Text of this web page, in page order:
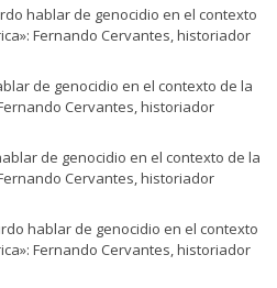
hablar de genocidio en el contexto
Fernando Cervantes, historiador
de genocidio en el contexto de la
Cervantes, historiador
de genocidio en el contexto de la
Cervantes, historiador
hablar de genocidio en el contexto
Fernando Cervantes, historiador